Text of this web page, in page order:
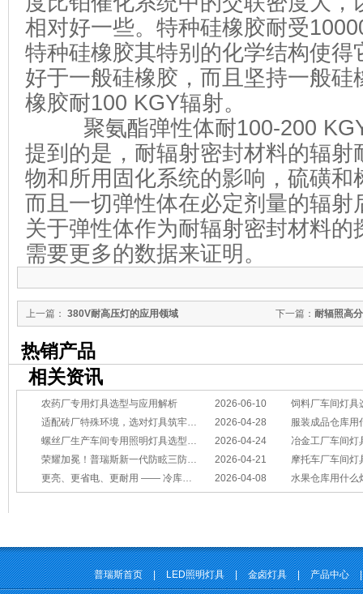
相对好一些。特种硅橡胶耐受
特种硅橡胶其特别的化学结构使得
好于一般硅橡胶，而且坚持一般硅
橡胶耐100 KGY辐射。
聚氨酯弹性体耐100-200
提到的是，耐辐射密封材料的辐射
物和所用固化系统的影响，硫磺和
而且一切弹性体在必定剂量的辐射
关于弹性体作为耐辐射密封材料的
需要更多的数据来证明。
下一篇： 耐辐照高
上一篇： 380V耐高压灯的应用领域
热销产品
相关资讯
2026-06-10
农药厂专用灯具选型与应用解析
饲料厂车间灯具
2026-04-28
适配砖厂特殊环境，选对灯具筑牢生产安全线
服装成品仓库用
2026-04-24
螺丝厂生产车间专用照明灯具选型方案
冶金工厂车间灯具选型指南：
2026-04-21
荣耀加冕！普瑞斯新一代防眩三防灯BC-L斩获2026阿拉丁神灯奖
摩托车厂车间灯具怎么选？
2026-04-08
更亮、更省电、更耐用 —— 冷库照明优选 水果仓库用什么
普瑞斯首页 | LED照明灯具 | 金卤灯具 | 产品中心 |